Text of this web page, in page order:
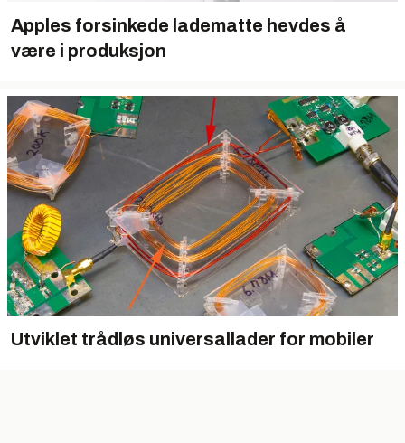
Apples forsinkede ladematte hevdes å
være i produksjon
Utviklet trådløs universallader for mobiler